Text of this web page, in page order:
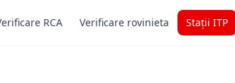
RCA Verificare rovinieta Stații ITP